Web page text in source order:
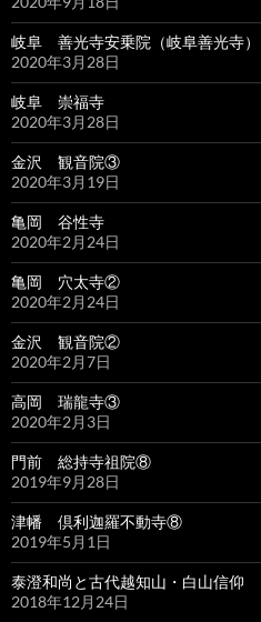
岐阜 善光寺安乗院（岐阜善光寺）
2020年3月28日
岐阜 崇福寺
2020年3月28日
金沢 観音院③
2020年3月19日
亀岡 谷性寺
2020年2月24日
亀岡 穴太寺②
2020年2月24日
金沢 観音院②
2020年2月7日
高岡 瑞龍寺③
2020年2月3日
門前 総持寺祖院⑧
2019年9月28日
津幡 倶利迦羅不動寺⑧
2019年5月1日
泰澄和尚と古代越知山・白山信仰
2018年12月24日